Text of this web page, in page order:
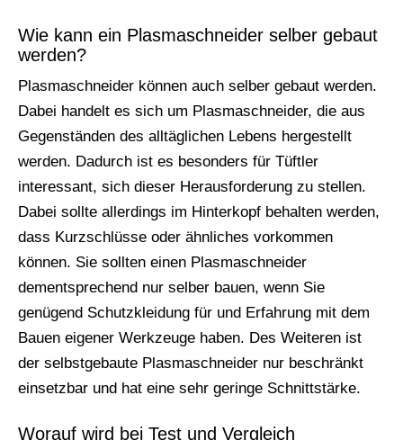
Wie kann ein Plasmaschneider selber gebaut
werden?
Plasmaschneider können auch selber gebaut werden.
Dabei handelt es sich um Plasmaschneider, die aus
Gegenständen des alltäglichen Lebens hergestellt
werden. Dadurch ist es besonders für Tüftler
interessant, sich dieser Herausforderung zu stellen.
Dabei sollte allerdings im Hinterkopf behalten werden,
dass Kurzschlüsse oder ähnliches vorkommen
können. Sie sollten einen Plasmaschneider
dementsprechend nur selber bauen, wenn Sie
genügend Schutzkleidung für und Erfahrung mit dem
Bauen eigener Werkzeuge haben. Des Weiteren ist
der selbstgebaute Plasmaschneider nur beschränkt
einsetzbar und hat eine sehr geringe Schnittstärke.
Worauf wird bei Test und Vergleich